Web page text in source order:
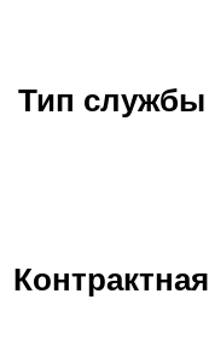
Тип службы
Контрактная